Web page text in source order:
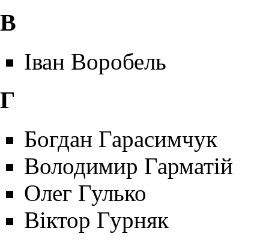
В
Іван Воробель
Г
Богдан Гарасимчук
Володимир Гарматій
Олег Гулько
Віктор Гурняк